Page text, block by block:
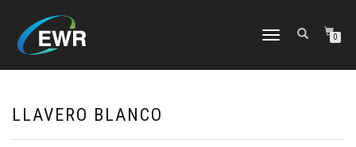
CAMBIAR
0
LLAVERO BLANCO